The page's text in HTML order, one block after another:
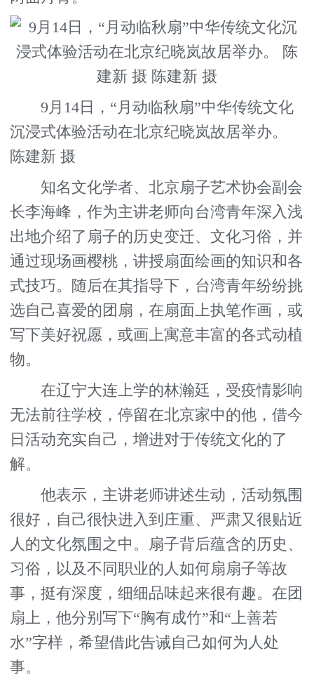
9月14日，“月动临秋扇”中华传统文化
沉浸式体验活动在北京纪晓岚故居举办。
陈建新 摄
知名文化学者、北京扇子艺术协会副会
长李海峰，作为主讲老师向台湾青年深入浅
出地介绍了扇子的历史变迁、文化习俗，并
通过现场画樱桃，讲授扇面绘画的知识和各
式技巧。随后在其指导下，台湾青年纷纷挑
选自己喜爱的团扇，在扇面上执笔作画，或
写下美好祝愿，或画上寓意丰富的各式动植
物。
在辽宁大连上学的林瀚廷，受疫情影响
无法前往学校，停留在北京家中的他，借今
日活动充实自己，增进对于传统文化的了
解。
他表示，主讲老师讲述生动，活动氛围
很好，自己很快进入到庄重、严肃又很贴近
人的文化氛围之中。扇子背后蕴含的历史、
习俗，以及不同职业的人如何扇扇子等故
事，挺有深度，细细品味起来很有趣。在团
扇上，他分别写下“胸有成竹”和“上善若
水”字样，希望借此告诫自己如何为人处
事。